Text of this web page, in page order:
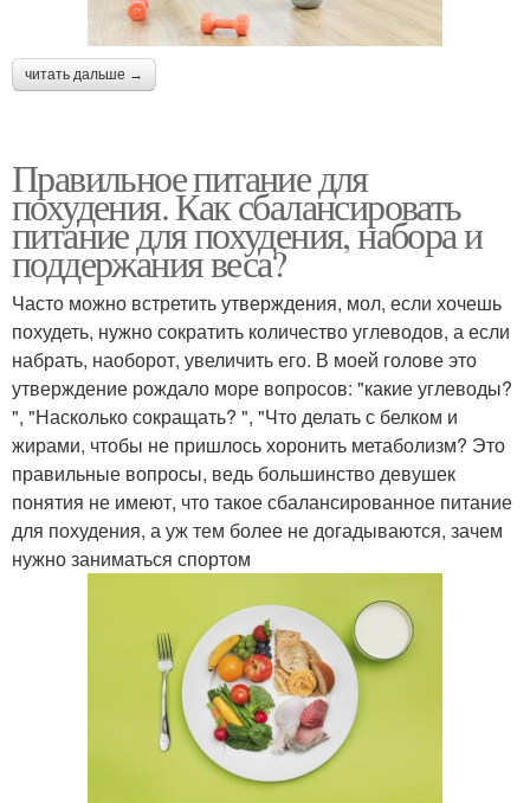
читать дальше →
Правильное питание для
похудения. Как сбалансировать
питание для похудения, набора и
поддержания веса?
Часто можно встретить утверждения, мол, если хочешь
похудеть, нужно сократить количество углеводов, а если
набрать, наоборот, увеличить его. В моей голове это
утверждение рождало море вопросов: "какие углеводы?
", "Насколько сокращать? ", "Что делать с белком и
жирами, чтобы не пришлось хоронить метаболизм? Это
правильные вопросы, ведь большинство девушек
понятия не имеют, что такое сбалансированное питание
для похудения, а уж тем более не догадываются, зачем
нужно заниматься спортом